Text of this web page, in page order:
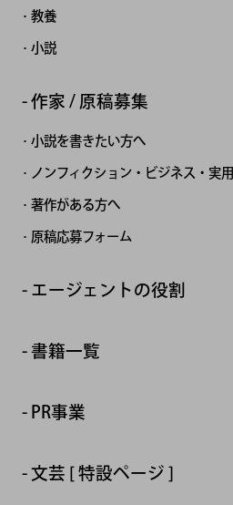
教養
小説
作家 / 原稿募集
小説を書きたい方へ
ノンフィクション・ビジネス・実
著作がある方へ
原稿応募フォーム
エージェントの役割
書籍一覧
PR事業
文芸 [ 特設ページ ]